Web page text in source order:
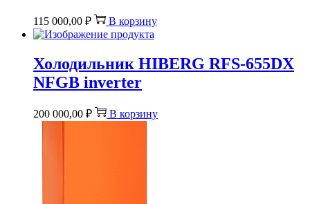
115 000,00 ₽ В корзину
Холодильник HIBERG RFS-655DX
NFGB inverter
200 000,00 ₽ В корзину